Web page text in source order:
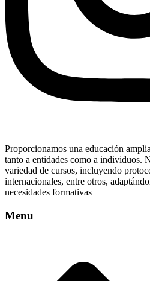
Proporcionamos una educación
tanto a entidades como a individuos.
variedad de cursos, incluyendo
internacionales, entre otros,
necesidades formativas
Menu